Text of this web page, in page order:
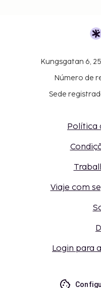
Kungsgatan 6,
Número de
Sede
Política
Viaje com
Login para